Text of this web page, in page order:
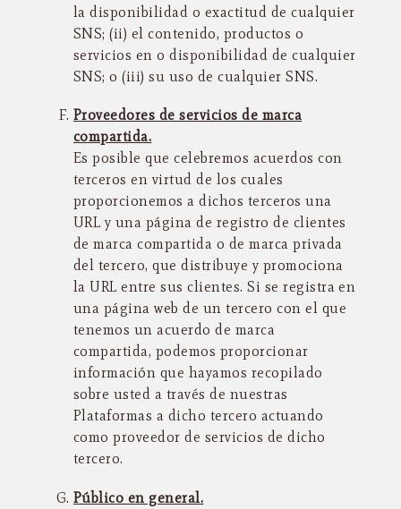
la disponibilidad o exactitud de cualquier
SNS; (ii) el contenido, productos o
servicios en o disponibilidad de cualquier
SNS; o (iii) su uso de cualquier SNS.
Proveedores de servicios de marca
compartida.
Es posible que celebremos acuerdos con
terceros en virtud de los cuales
proporcionemos a dichos terceros una
URL y una página de registro de clientes
de marca compartida o de marca privada
del tercero, que distribuye y promociona
la URL entre sus clientes. Si se registra en
una página web de un tercero con el que
tenemos un acuerdo de marca
compartida, podemos proporcionar
información que hayamos recopilado
sobre usted a través de nuestras
Plataformas a dicho tercero actuando
como proveedor de servicios de dicho
tercero.
Público en general.